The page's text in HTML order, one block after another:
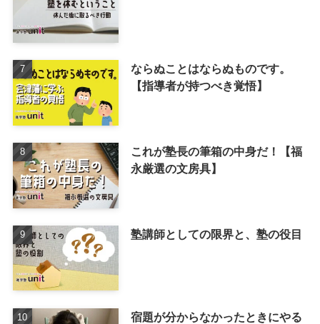
ならぬことはならぬものです。
【指導者が持つべき覚悟】
これが塾長の筆箱の中身だ！【福
永厳選の文房具】
塾講師としての限界と、塾の役目
宿題が分からなかったときにやる